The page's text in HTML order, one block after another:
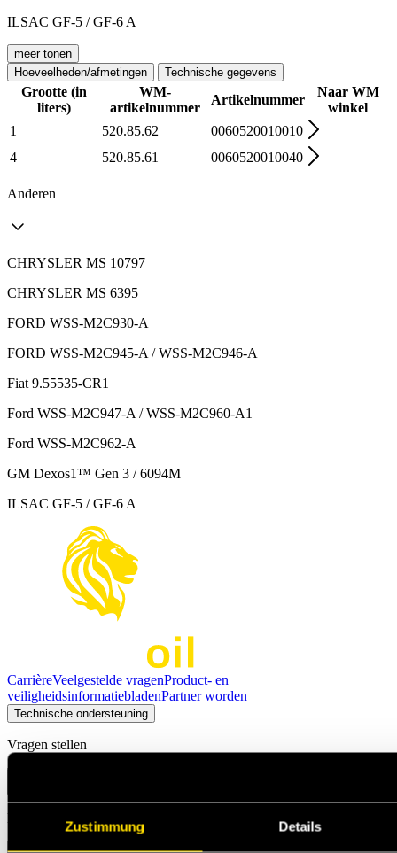
Zustimmung Details
ILSAC GF-5 / GF-6 A
meer tonen
Hoeveelheden/afmetingen
Technische gegevens
Grootte (in
liters)
WM-
artikelnummer
Artikelnummer
Naar WM
winkel
1
520.85.62
0060520010010
4
520.85.61 0060520010040
Anderen
CHRYSLER MS 10797
CHRYSLER MS 6395
FORD WSS-M2C930-A
FORD WSS-M2C945-A / WSS-M2C946-A
Fiat 9.55535-CR1
Ford WSS-M2C947-A / WSS-M2C960-A1
Ford WSS-M2C962-A
GM Dexos1™ Gen 3 / 6094M
ILSAC GF-5 / GF-6 A
CarrièreVeelgestelde vragenProduct- en
veiligheidsinformatiebladenPartner worden
Technische ondersteuning
Vragen stellen
Kies de optie die het beste bij je past